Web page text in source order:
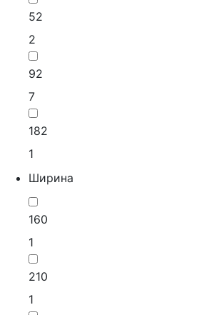
52
2
92
7
182
1
Ширина
160
1
210
1